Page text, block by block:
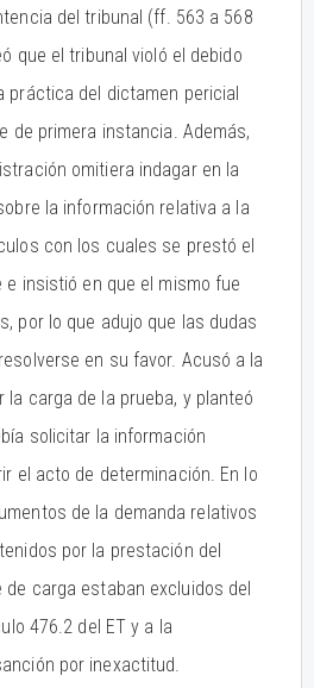
del tribunal (ff. 563 a 568
que el tribunal violó el debido
práctica del dictamen pericial
de primera instancia. Además,
omitiera indagar en la
la información relativa a la
con los cuales se prestó el
insistió en que el mismo fue
por lo que adujo que las dudas
en su favor. Acusó a la
la carga de la prueba, y planteó
solicitar la información
el acto de determinación. En lo
de la demanda relativos
por la prestación del
carga estaban excluidos del
476.2 del ET y a la
por inexactitud.